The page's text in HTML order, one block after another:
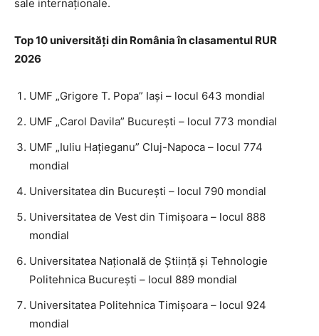
sale internaționale.
Top 10 universități din România în clasamentul RUR
2026
UMF „Grigore T. Popa” Iași – locul 643 mondial
UMF „Carol Davila” București – locul 773 mondial
UMF „Iuliu Hațieganu” Cluj-Napoca – locul 774
mondial
Universitatea din București – locul 790 mondial
Universitatea de Vest din Timișoara – locul 888
mondial
Universitatea Națională de Știință și Tehnologie
Politehnica București – locul 889 mondial
Universitatea Politehnica Timișoara – locul 924
mondial